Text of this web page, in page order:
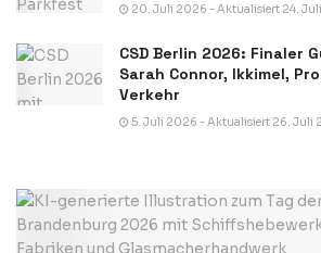
20. Juli 2026 - Aktualisiert 24.
CSD Berlin 2026: Finaler
Sarah Connor, Ikkimel,
Verkehr
5. Juli 2026 - Aktualisiert 26. Juli